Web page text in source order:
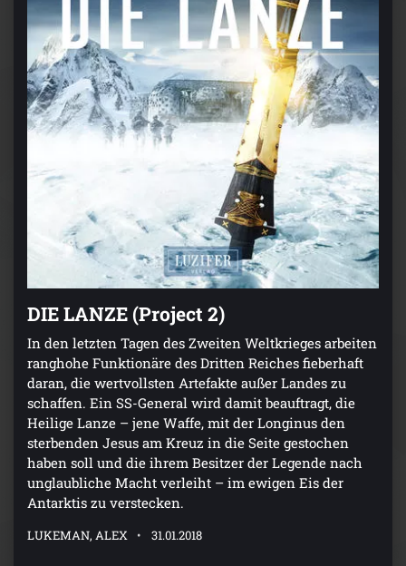
DIE LANZE (Project 2)
In den letzten Tagen des Zweiten Weltkrieges arbeiten
ranghohe Funktionäre des Dritten Reiches fieberhaft
daran, die wertvollsten Artefakte außer Landes zu
schaffen. Ein SS-General wird damit beauftragt, die
Heilige Lanze – jene Waffe, mit der Longinus den
sterbenden Jesus am Kreuz in die Seite gestochen
haben soll und die ihrem Besitzer der Legende nach
unglaubliche Macht verleiht – im ewigen Eis der
Antarktis zu verstecken.
LUKEMAN, ALEX 31.01.2018